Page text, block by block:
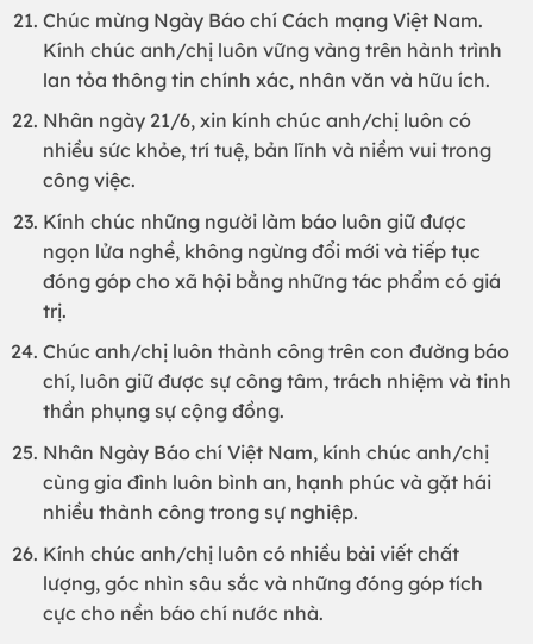
Chúc mừng Ngày Báo chí Cách mạng Việt Nam.
Kính chúc anh/chị luôn vững vàng trên hành trình
lan tỏa thông tin chính xác, nhân văn và hữu ích.
Nhân ngày 21/6, xin kính chúc anh/chị luôn có
nhiều sức khỏe, trí tuệ, bản lĩnh và niềm vui trong
công việc.
Kính chúc những người làm báo luôn giữ được
ngọn lửa nghề, không ngừng đổi mới và tiếp tục
đóng góp cho xã hội bằng những tác phẩm có giá
trị.
Chúc anh/chị luôn thành công trên con đường báo
chí, luôn giữ được sự công tâm, trách nhiệm và tinh
thần phụng sự cộng đồng.
Nhân Ngày Báo chí Việt Nam, kính chúc anh/chị
cùng gia đình luôn bình an, hạnh phúc và gặt hái
nhiều thành công trong sự nghiệp.
Kính chúc anh/chị luôn có nhiều bài viết chất
lượng, góc nhìn sâu sắc và những đóng góp tích
cực cho nền báo chí nước nhà.